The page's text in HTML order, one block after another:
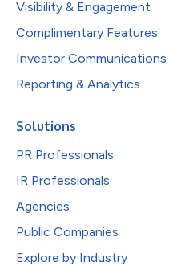
Visibility & Engagement
Complimentary Features
Investor Communications
Reporting & Analytics
Solutions
PR Professionals
IR Professionals
Agencies
Public Companies
Explore by Industry